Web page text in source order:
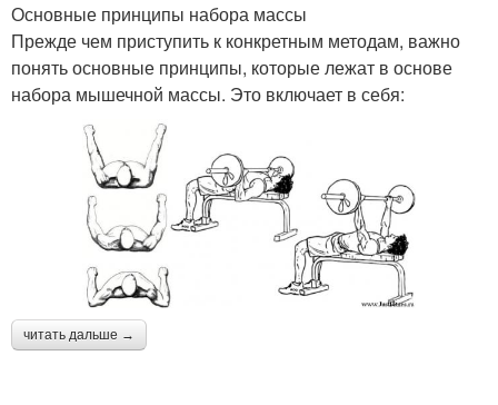
Основные принципы набора массы
Прежде чем приступить к конкретным методам, важно
понять основные принципы, которые лежат в основе
набора мышечной массы. Это включает в себя:
читать дальше →